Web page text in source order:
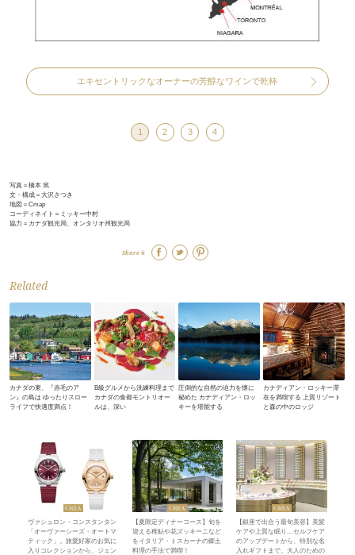
エキセントリックなオーナーの芳醇なワインで乾杯
1 2 3 4
写真＝橋本 篤
文・構成＝大沢さつき
地図＝Cmap
コーディネイト＝ミッキー中村
協力＝カナダ観光局、オンタリオ州観光局
Share it
Related
カナダの東、『赤毛のア
ン』の島は ゆったりスロー
ライフで快適度満点！
B級グルメから洗練料理まで
カナダの食都モントリオー
ルは、深い
圧倒的な自然の迫力を懐に
秘めた カナディアン・ロッ
キーを堪能する
カナディアン・ロッキー滞
在を満喫する 上質リゾート
と森の中のロッジ
ヴァシュロン・コンスタンタン
「オーヴァーシーズ・オートマ
ティック」。旅愛好家のお気に
入りコレクションから、ジェン
【夏限定ディナーコース】旬を
迎える稚鮎や花ズッキーニなど
をイタリア・トスカーナの郷土
料理の手法で満喫！
【銀座で出合う最旬美容】美髪
ケアや上質な眠り…セルフケア
のアップデートから、特別な名
入れギフトまで。大人のための